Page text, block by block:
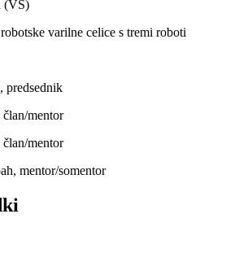
(VS)
varilne celice s tremi roboti
predsednik
mentor
mentor
mentor/somentor